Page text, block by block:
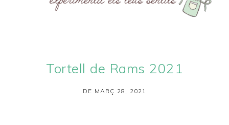
Tortell de Rams 2021
DE MARÇ 28, 2021